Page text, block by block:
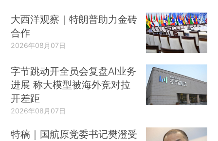
大西洋观察｜特朗普助力金砖
合作
2026年08月07日
字节跳动开全员会复盘AI业务
进展 称大模型被海外竞对拉
开差距
2026年08月07日
特稿｜国航原党委书记樊澄受